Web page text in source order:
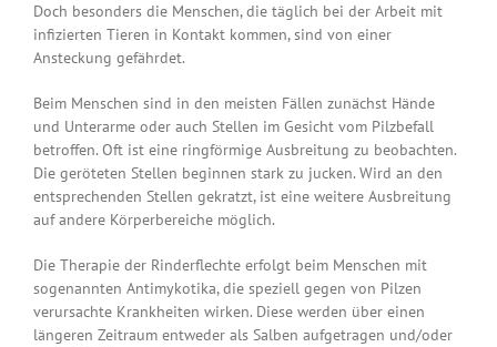
Doch besonders die Menschen, die täglich bei der Arbeit mit
infizierten Tieren in Kontakt kommen, sind von einer
Ansteckung gefährdet.
Beim Menschen sind in den meisten Fällen zunächst Hände
und Unterarme oder auch Stellen im Gesicht vom Pilzbefall
betroffen. Oft ist eine ringförmige Ausbreitung zu beobachten.
Die geröteten Stellen beginnen stark zu jucken. Wird an den
entsprechenden Stellen gekratzt, ist eine weitere Ausbreitung
auf andere Körperbereiche möglich.
Die Therapie der Rinderflechte erfolgt beim Menschen mit
sogenannten Antimykotika, die speziell gegen von Pilzen
verursachte Krankheiten wirken. Diese werden über einen
längeren Zeitraum entweder als Salben aufgetragen und/oder